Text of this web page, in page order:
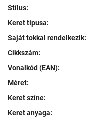
Stílus:
Keret típusa:
Saját tokkal rendelkezik:
Cikkszám:
Vonalkód (EAN):
Méret:
Keret színe:
Keret anyaga: